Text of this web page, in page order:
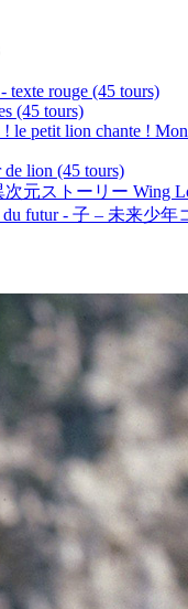
texte rouge (45 tours)
(45 tours)
le petit lion chante !
lion (45 tours)
次元ストーリー Wing
du futur - 子 – 未来少年